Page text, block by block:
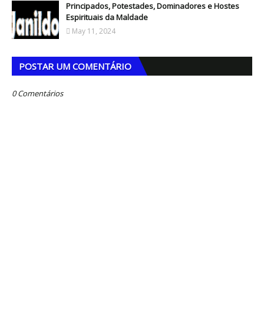
Principados, Potestades, Dominadores e Hostes
Espirituais da Maldade
May 11, 2024
POSTAR UM COMENTÁRIO
0 Comentários